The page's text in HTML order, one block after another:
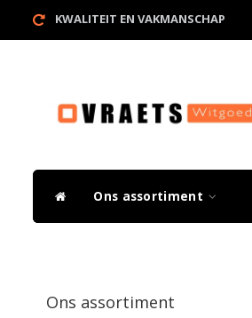
KWALITEIT EN VAKMANSCHAP
Ons assortiment
Ons assortiment